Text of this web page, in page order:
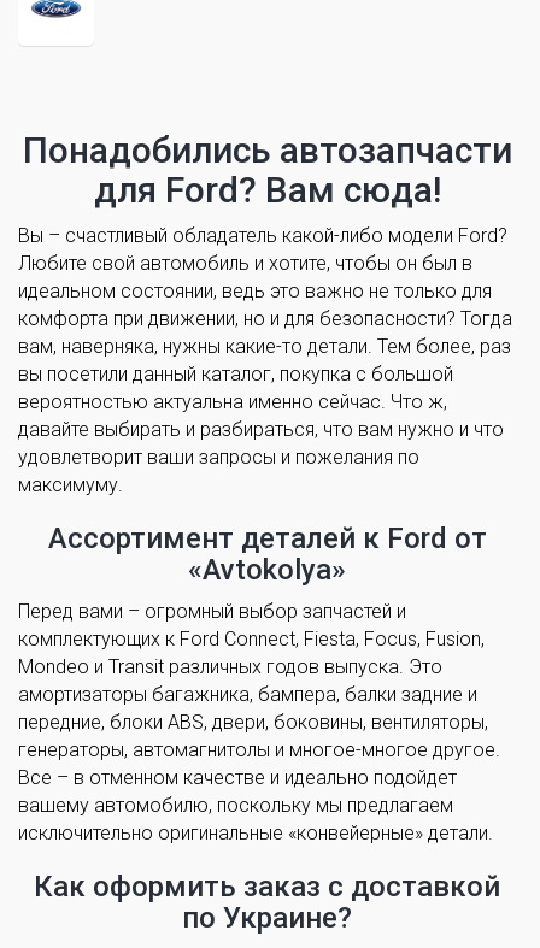
Понадобились автозапчасти
для Ford? Вам сюда!
Вы – счастливый обладатель какой-либо модели Ford?
Любите свой автомобиль и хотите, чтобы он был в
идеальном состоянии, ведь это важно не только для
комфорта при движении, но и для безопасности? Тогда
вам, наверняка, нужны какие-то детали. Тем более, раз
вы посетили данный каталог, покупка с большой
вероятностью актуальна именно сейчас. Что ж,
давайте выбирать и разбираться, что вам нужно и что
удовлетворит ваши запросы и пожелания по
максимуму.
Ассортимент деталей к Ford от
«Avtokolya»
Перед вами – огромный выбор запчастей и
комплектующих к Ford Connect, Fiesta, Focus, Fusion,
Mondeo и Transit различных годов выпуска. Это
амортизаторы багажника, бампера, балки задние и
передние, блоки ABS, двери, боковины, вентиляторы,
генераторы, автомагнитолы и многое-многое другое.
Все – в отменном качестве и идеально подойдет
вашему автомобилю, поскольку мы предлагаем
исключительно оригинальные «конвейерные» детали.
Как оформить заказ с доставкой
по Украине?